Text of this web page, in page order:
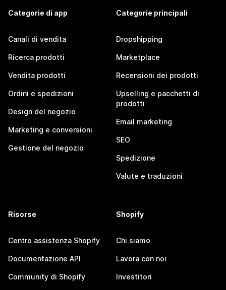
Categorie di app
Canali di vendita
Ricerca prodotti
Vendita prodotti
Ordini e spedizioni
Design del negozio
Marketing e conversioni
Gestione del negozio
Categorie principali
Dropshipping
Marketplace
Recensioni dei prodotti
Upselling e pacchetti di
prodotti
Email marketing
SEO
Spedizione
Valute e traduzioni
Risorse
Centro assistenza Shopify
Documentazione API
Community di Shopify
Shopify
Chi siamo
Lavora con noi
Investitori